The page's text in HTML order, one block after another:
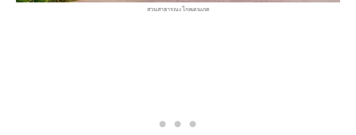
สวนสาธารณะโกลเดนเกต